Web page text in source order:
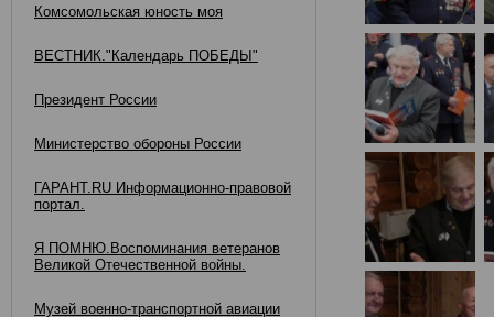
Комсомольская юность моя
ВЕСТНИК."Календарь ПОБЕДЫ"
Президент России
Министерство обороны России
ГАРАНТ.RU Информационно-правовой
портал.
Я ПОМНЮ.Воспоминания ветеранов
Великой Отечественной войны.
Музей военно-транспортной авиации